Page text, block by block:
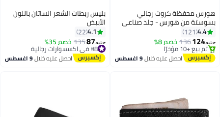
3
هورس محفظة كروت رجالي
بسوستة من هورس - جلد صناعي
أنيق، تصميم نحيف وآمن لحفظ
البطاقات والنقود، لون كلاسيكي-
بني
4.4
121
جنيه124
136 خصم 8%
توصيل مجاني
تم بيع +10 مؤخرًا
احصل عليه خلال9 اغسطس
بليس ربطات الشعر الساتان باللون
الأبيض
4.1
22
جنيه87
135 خصم 35% #8 في اكسسوارات رجالية
توصيل مجاني
#8 في اكسسوارات رجالية احصل عليه خلال9 اغسطس